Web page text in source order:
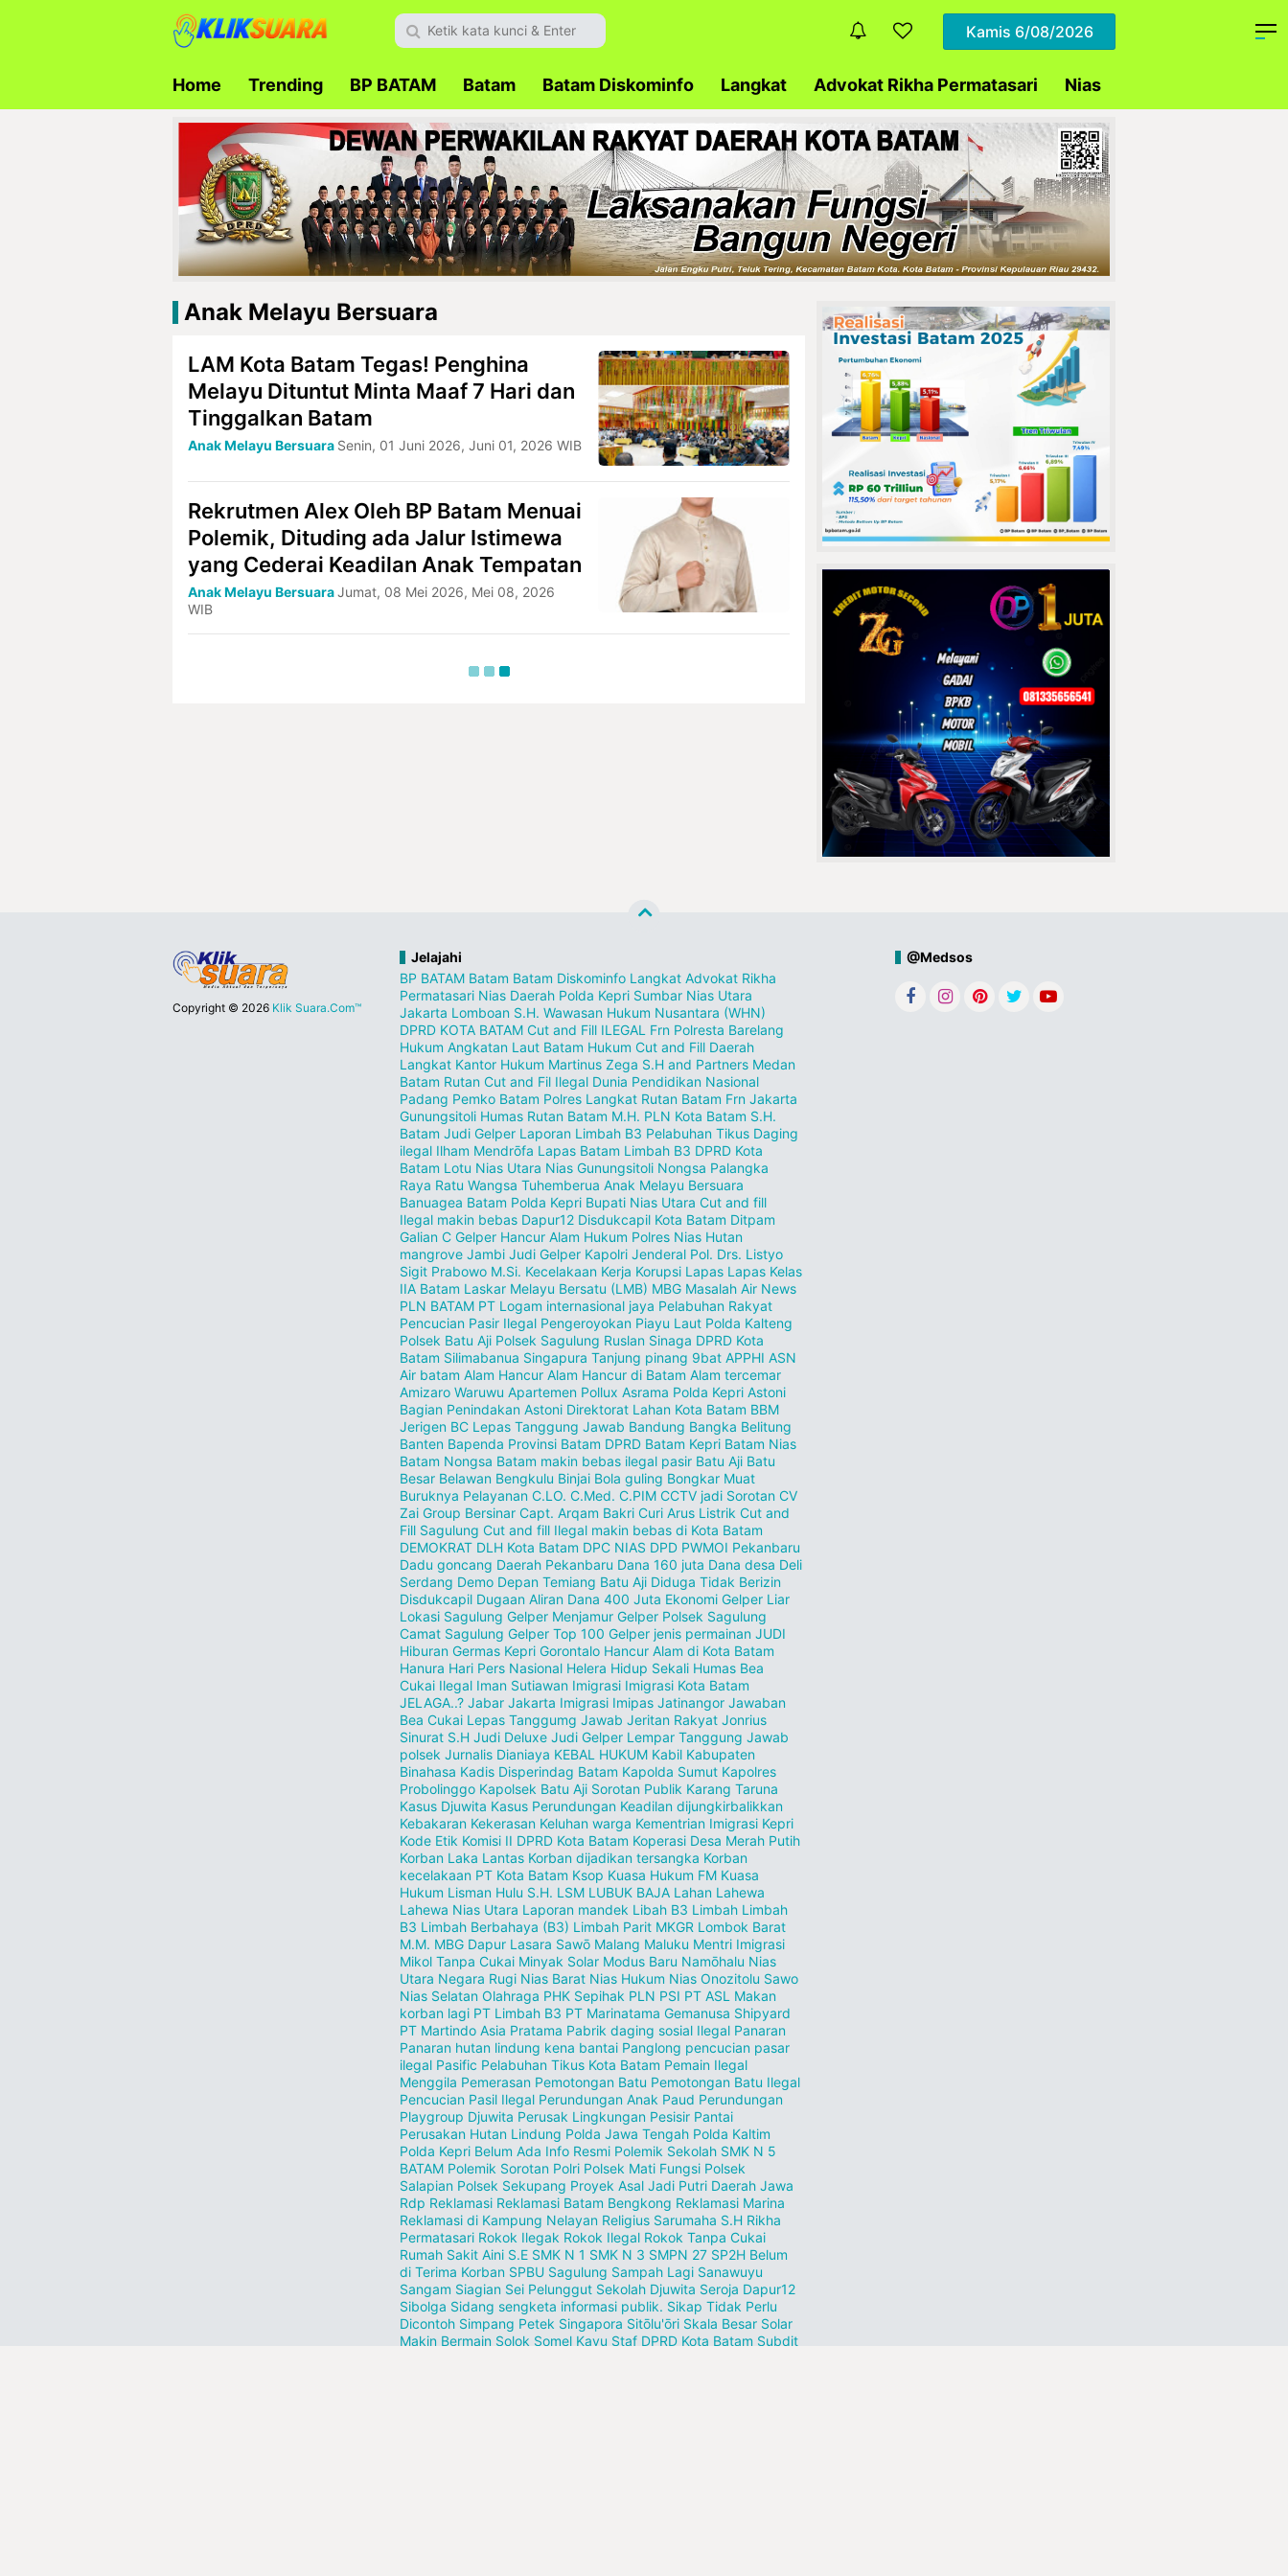
Kamis 6/08/2026
Home Trending BP BATAM Batam Batam Diskominfo Langkat Advokat Rikha Permatasari Nias
Anak Melayu Bersuara
LAM Kota Batam Tegas! Penghina
Melayu Dituntut Minta Maaf 7 Hari dan
Tinggalkan Batam
Anak Melayu Bersuara Senin, 01 Juni 2026, Juni 01, 2026 WIB
Rekrutmen Alex Oleh BP Batam Menuai
Polemik, Dituding ada Jalur Istimewa
yang Cederai Keadilan Anak Tempatan
Anak Melayu BersuaraJumat, 08 Mei 2026, Mei 08, 2026
WIB
Copyright © 2026 Klik Suara.Com™
Jelajahi
BP BATAM Batam Batam Diskominfo Langkat Advokat Rikha
Permatasari Nias Daerah Polda Kepri Sumbar Nias Utara
Jakarta Lomboan S.H. Wawasan Hukum Nusantara (WHN)
DPRD KOTA BATAM Cut and Fill ILEGAL Frn Polresta Barelang
Hukum Angkatan Laut Batam Hukum Cut and Fill Daerah
Langkat Kantor Hukum Martinus Zega S.H and Partners Medan
Batam Rutan Cut and Fil Ilegal Dunia Pendidikan Nasional
Padang Pemko Batam Polres Langkat Rutan Batam Frn Jakarta
Gunungsitoli Humas Rutan Batam M.H. PLN Kota Batam S.H.
Batam Judi Gelper Laporan Limbah B3 Pelabuhan Tikus Daging
ilegal Ilham Mendrōfa Lapas Batam Limbah B3 DPRD Kota
Batam Lotu Nias Utara Nias Gunungsitoli Nongsa Palangka
Raya Ratu Wangsa Tuhemberua Anak Melayu Bersuara
Banuagea Batam Polda Kepri Bupati Nias Utara Cut and fill
Ilegal makin bebas Dapur12 Disdukcapil Kota Batam Ditpam
Galian C Gelper Hancur Alam Hukum Polres Nias Hutan
mangrove Jambi Judi Gelper Kapolri Jenderal Pol. Drs. Listyo
Sigit Prabowo M.Si. Kecelakaan Kerja Korupsi Lapas Lapas Kelas
IIA Batam Laskar Melayu Bersatu (LMB) MBG Masalah Air News
PLN BATAM PT Logam internasional jaya Pelabuhan Rakyat
Pencucian Pasir Ilegal Pengeroyokan Piayu Laut Polda Kalteng
Polsek Batu Aji Polsek Sagulung Ruslan Sinaga DPRD Kota
Batam Silimabanua Singapura Tanjung pinang 9bat APPHI ASN
Air batam Alam Hancur Alam Hancur di Batam Alam tercemar
Amizaro Waruwu Apartemen Pollux Asrama Polda Kepri Astoni
Bagian Penindakan Astoni Direktorat Lahan Kota Batam BBM
Jerigen BC Lepas Tanggung Jawab Bandung Bangka Belitung
Banten Bapenda Provinsi Batam DPRD Batam Kepri Batam Nias
Batam Nongsa Batam makin bebas ilegal pasir Batu Aji Batu
Besar Belawan Bengkulu Binjai Bola guling Bongkar Muat
Buruknya Pelayanan C.LO. C.Med. C.PIM CCTV jadi Sorotan CV
Zai Group Bersinar Capt. Arqam Bakri Curi Arus Listrik Cut and
Fill Sagulung Cut and fill Ilegal makin bebas di Kota Batam
DEMOKRAT DLH Kota Batam DPC NIAS DPD PWMOI Pekanbaru
Dadu goncang Daerah Pekanbaru Dana 160 juta Dana desa Deli
Serdang Demo Depan Temiang Batu Aji Diduga Tidak Berizin
Disdukcapil Dugaan Aliran Dana 400 Juta Ekonomi Gelper Liar
Lokasi Sagulung Gelper Menjamur Gelper Polsek Sagulung
Camat Sagulung Gelper Top 100 Gelper jenis permainan JUDI
Hiburan Germas Kepri Gorontalo Hancur Alam di Kota Batam
Hanura Hari Pers Nasional Helera Hidup Sekali Humas Bea
Cukai Ilegal Iman Sutiawan Imigrasi Imigrasi Kota Batam
JELAGA..? Jabar Jakarta Imigrasi Imipas Jatinangor Jawaban
Bea Cukai Lepas Tanggumg Jawab Jeritan Rakyat Jonrius
Sinurat S.H Judi Deluxe Judi Gelper Lempar Tanggung Jawab
polsek Jurnalis Dianiaya KEBAL HUKUM Kabil Kabupaten
Binahasa Kadis Disperindag Batam Kapolda Sumut Kapolres
Probolinggo Kapolsek Batu Aji Sorotan Publik Karang Taruna
Kasus Djuwita Kasus Perundungan Keadilan dijungkirbalikkan
Kebakaran Kekerasan Keluhan warga Kementrian Imigrasi Kepri
Kode Etik Komisi II DPRD Kota Batam Koperasi Desa Merah Putih
Korban Laka Lantas Korban dijadikan tersangka Korban
kecelakaan PT Kota Batam Ksop Kuasa Hukum FM Kuasa
Hukum Lisman Hulu S.H. LSM LUBUK BAJA Lahan Lahewa
Lahewa Nias Utara Laporan mandek Libah B3 Limbah Limbah
B3 Limbah Berbahaya (B3) Limbah Parit MKGR Lombok Barat
M.M. MBG Dapur Lasara Sawō Malang Maluku Mentri Imigrasi
Mikol Tanpa Cukai Minyak Solar Modus Baru Namōhalu Nias
Utara Negara Rugi Nias Barat Nias Hukum Nias Onozitolu Sawo
Nias Selatan Olahraga PHK Sepihak PLN PSI PT ASL Makan
korban lagi PT Limbah B3 PT Marinatama Gemanusa Shipyard
PT Martindo Asia Pratama Pabrik daging sosial Ilegal Panaran
Panaran hutan lindung kena bantai Panglong pencucian pasar
ilegal Pasific Pelabuhan Tikus Kota Batam Pemain Ilegal
Menggila Pemerasan Pemotongan Batu Pemotongan Batu Ilegal
Pencucian Pasil Ilegal Perundungan Anak Paud Perundungan
Playgroup Djuwita Perusak Lingkungan Pesisir Pantai
Perusakan Hutan Lindung Polda Jawa Tengah Polda Kaltim
Polda Kepri Belum Ada Info Resmi Polemik Sekolah SMK N 5
BATAM Polemik Sorotan Polri Polsek Mati Fungsi Polsek
Salapian Polsek Sekupang Proyek Asal Jadi Putri Daerah Jawa
Rdp Reklamasi Reklamasi Batam Bengkong Reklamasi Marina
Reklamasi di Kampung Nelayan Religius Sarumaha S.H Rikha
Permatasari Rokok Ilegak Rokok Ilegal Rokok Tanpa Cukai
Rumah Sakit Aini S.E SMK N 1 SMK N 3 SMPN 27 SP2H Belum
di Terima Korban SPBU Sagulung Sampah Lagi Sanawuyu
Sangam Siagian Sei Pelunggut Sekolah Djuwita Seroja Dapur12
Sibolga Sidang sengketa informasi publik. Sikap Tidak Perlu
Dicontoh Simpang Petek Singapora Sitōlu'ōri Skala Besar Solar
Makin Bermain Solok Somel Kayu Staf DPRD Kota Batam Subdit
@Medsos